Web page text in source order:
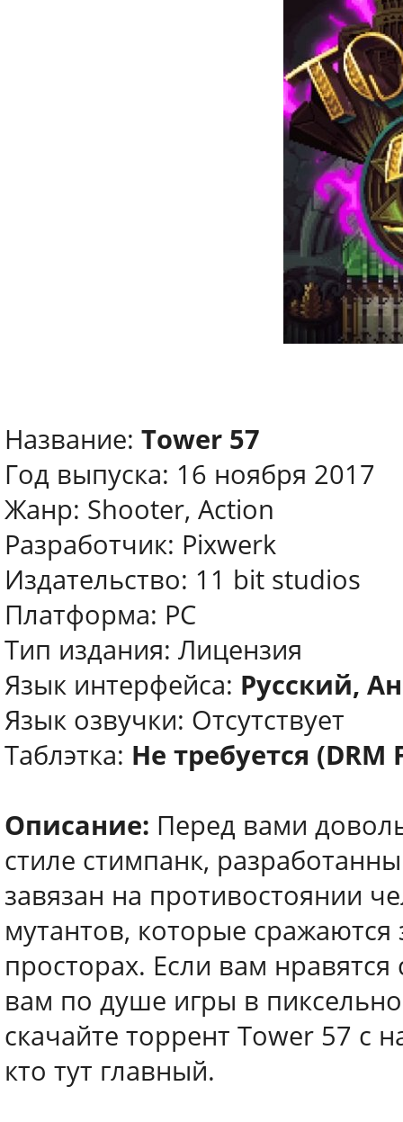
Название: Tower 57
Год выпуска: 16 ноября 2017
Жанр: Shooter, Action
Разработчик: Pixwerk
Издательство: 11 bit studios
Платформа: PC
Тип издания: Лицензия
Язык интерфейса: Русский,
Язык озвучки: Отсутствует
Таблэтка: Не требуется (DRM
Описание: Перед вами
стиле стимпанк,
завязан на противостоянии
мутантов, которые
просторах. Если вам
вам по душе игры в
скачайте торрент Tower 57 с
кто тут главный.